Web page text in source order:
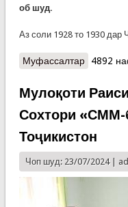
об шуд.
Аз соли 1928 то 1930 дар
Муфассалтаро Рӯзе
4892
Мулоқоти
Сохтори «СММ-
Тоҷикистон
Чоп шуд: 23/07/2024 |